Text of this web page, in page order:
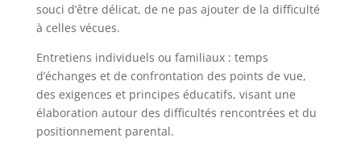
souci d’être délicat, de ne pas ajouter de la difficulté
à celles vécues.
Entretiens individuels ou familiaux : temps
d’échanges et de confrontation des points de vue,
des exigences et principes éducatifs, visant une
élaboration autour des difficultés rencontrées et du
positionnement parental.